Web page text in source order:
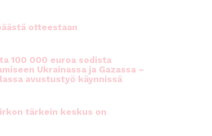
otteestaan
100 000 euroa sodista
Ukrainassa ja Gazassa –
avustustyö käynnissä
tärkein keskus on